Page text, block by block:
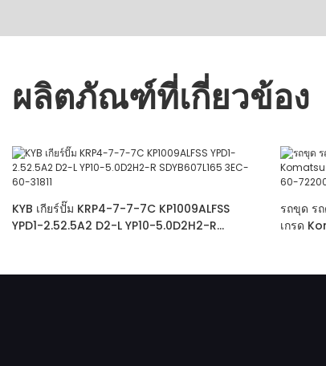
ผลิตภัณฑ์ที่เกี่ยวข้อง
KYB เกียร์ปั๊ม KRP4-7-7-7C KP1009ALFSS
YPD1-2.52.5A2 D2-L YP10-5.0D2H2-R
รถขุด ร
เกรด